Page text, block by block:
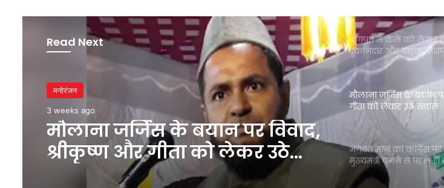
Read Next
मनोरंजन
3 weeks ago
मौलाना जर्जिस के बयान पर विवाद,
श्रीकृष्ण और गीता को लेकर उठे
सवाल
बागपत में केले को लेकर
दुकानदार और ग्राहक,
वायरल
मौलाना जर्जिस के बयान
गीता को लेकर उठे सवाल
भगवंत मान का कांग्रेस पर
मुख्यमंत्री बनने से पहले ही